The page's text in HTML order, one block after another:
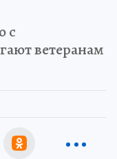
с
ветеранам